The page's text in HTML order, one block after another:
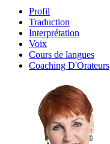
Profil
Traduction
Interprétation
Voix
Cours de langues
Coaching D'Orateurs